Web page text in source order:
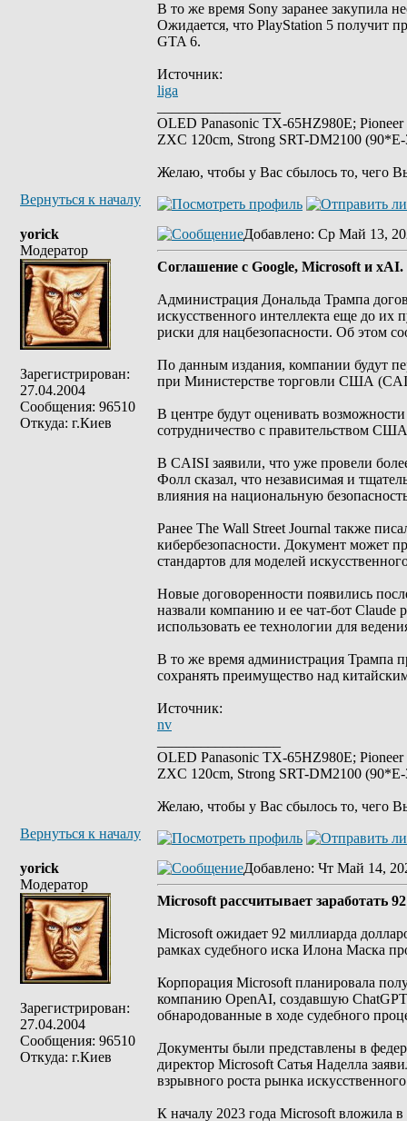
В то же время Sony заранее закупила
Ожидается, что PlayStation 5 получит
GTA 6.
Источник:
liga
OLED Panasonic TX-65HZ980E;
ZXC 120cm, Strong SRT-DM2100
Желаю, чтобы у Вас сбылось то, чего
Вернуться к началу
yorick
Модератор
Зарегистрирован:
27.04.2004
Сообщения: 96510
Откуда: г.Киев
Добавлено: Ср Май 13,
Соглашение с Google, Microsoft и
Администрация Дональда Трампа
искусственного интеллекта еще до их
риски для нацбезопасности. Об этом
По данным издания, компании будут
при Министерстве торговли США
В центре будут оценивать
сотрудничество с правительством
В CAISI заявили, что уже провели
Фолл сказал, что независимая и
влияния на национальную
Ранее The Wall Street Journal также
кибербезопасности. Документ может
стандартов для моделей
Новые договоренности появились
назвали компанию и ее чат-бот Claude
использовать ее технологии для
В то же время администрация Трампа
сохранять преимущество над
Источник:
nv
OLED Panasonic TX-65HZ980E;
ZXC 120cm, Strong SRT-DM2100
Желаю, чтобы у Вас сбылось то, чего
Вернуться к началу
yorick
Модератор
Зарегистрирован:
27.04.2004
Сообщения: 96510
Откуда: г.Киев
Добавлено: Чт Май 14,
Microsoft рассчитывает заработать
Microsoft ожидает 92 миллиарда
рамках судебного иска Илона Маска
Корпорация Microsoft планировала
компанию OpenAI, создавшую
обнародованные в ходе судебного
Документы были представлены в
директор Microsoft Сатья Наделла
взрывного роста рынка
К началу 2023 года Microsoft вложила